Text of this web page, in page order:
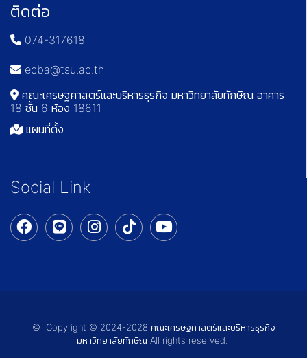
ติดต่อ
074-317618
ecba@tsu.ac.th
คณะเศรษฐศาสตร์และบริหารธุรกิจ มหาวิทยาลัยทักษิณ อาคาร
18 ชั้น 6 ห้อง 18611
แผนที่ตั้ง
Social Link
© Copyright © 2024-2028 คณะเศรษฐศาสตร์และบริหารธุรกิจ
มหาวิทยาลัยทักษิณ All rights reserved.